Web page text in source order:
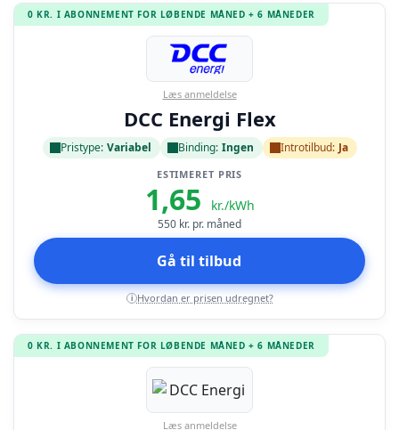
0 KR. I ABONNEMENT FOR LØBENDE MÅNED + 6 MÅNEDER
Læs anmeldelse
DCC Energi Flex
Pristype: Variabel Binding: Ingen Introtilbud: Ja
ESTIMERET PRIS
1,65 kr./kWh
550 kr. pr. måned
Gå til tilbud
i Hvordan er prisen udregnet?
0 KR. I ABONNEMENT FOR LØBENDE MÅNED + 6 MÅNEDER
Læs anmeldelse